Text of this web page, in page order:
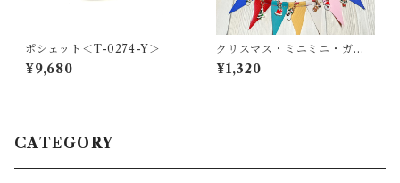
ポシェット＜T-0274-Y＞
¥9,680
クリスマス・ミニミニ・ガー
ランド ＜K-0686＞
¥1,320
CATEGORY